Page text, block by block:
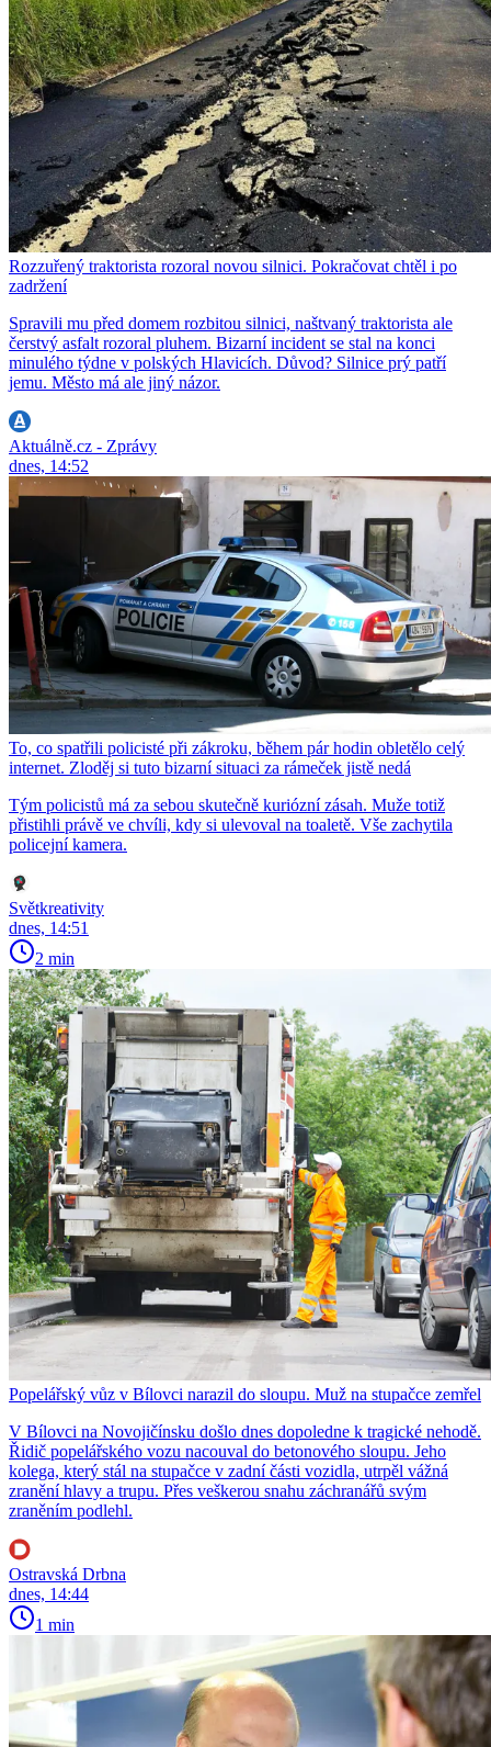
Rozzuřený traktorista rozoral novou silnici. Pokračovat chtěl i po
zadržení
Spravili mu před domem rozbitou silnici, naštvaný traktorista ale
čerstvý asfalt rozoral pluhem. Bizarní incident se stal na konci
minulého týdne v polských Hlavicích. Důvod? Silnice prý patří
jemu. Město má ale jiný názor.
Aktuálně.cz - Zprávy
dnes, 14:52
To, co spatřili policisté při zákroku, během pár hodin obletělo celý
internet. Zloděj si tuto bizarní situaci za rámeček jistě nedá
Tým policistů má za sebou skutečně kuriózní zásah. Muže totiž
přistihli právě ve chvíli, kdy si ulevoval na toaletě. Vše zachytila
policejní kamera.
Světkreativity
dnes, 14:51
2 min
Popelářský vůz v Bílovci narazil do sloupu. Muž na stupačce zemřel
V Bílovci na Novojičínsku došlo dnes dopoledne k tragické nehodě.
Řidič popelářského vozu nacouval do betonového sloupu. Jeho
kolega, který stál na stupačce v zadní části vozidla, utrpěl vážná
zranění hlavy a trupu. Přes veškerou snahu záchranářů svým
zraněním podlehl.
Ostravská Drbna
dnes, 14:44
1 min